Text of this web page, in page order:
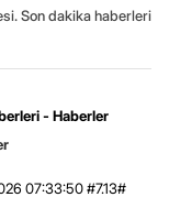
Son dakika haberleri
- Haberler
07:33:50 #7.13#